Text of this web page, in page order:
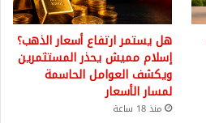
هل يستمر ارتفاع أسعار الذهب؟
إسلام مميش يحذر المستثمرين
ويكشف العوامل الحاسمة
لمسار الأسعار
منذ 18 ساعة